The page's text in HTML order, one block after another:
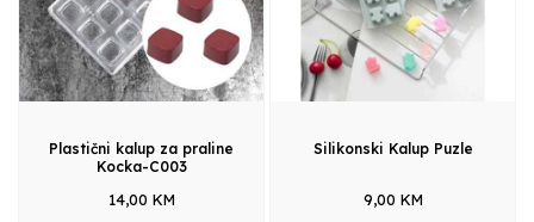
Plastični kalup za praline
Kocka-C003
14,00 KM
Silikonski Kalup Puzle
9,00 KM